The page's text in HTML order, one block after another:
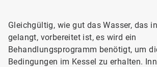
Gleichgültig, wie gut das Wasser, das
gelangt, vorbereitet ist, es wird ein
Behandlungsprogramm benötigt, um
Bedingungen im Kessel zu erhalten.